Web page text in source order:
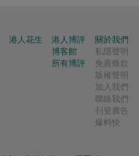
港人花生
港人博評
博客館
所有博評
關於我們
私隱聲明
免責條款
版權聲明
加入我們
聯絡我們
刊登廣告
爆料快